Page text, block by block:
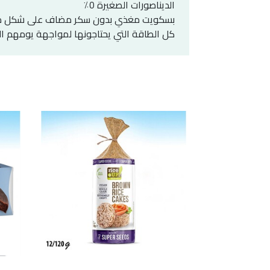
الديناصورات الصغيرة 0٪
بسكويت مغذي بدون سكر مضاف على شكل
كل الطاقة التي يحتاجونها لمواجهة